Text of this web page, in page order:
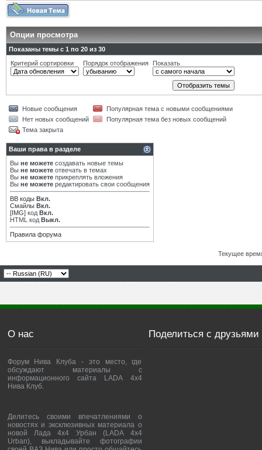
Опции просмотра
Показаны темы с 1 по 20 из 30
Критерий сортировки
Порядок отображения Показать
Новые сообщения
Популярная тема с новыми сообщениями
Нет новых сообщений
Популярная тема без новых сообщений
Тема закрыта
Ваши права в разделе
Вы не можете создавать новые темы
Вы не можете отвечать в темах
Вы не можете прикреплять вложения
Вы не можете редактировать свои сообщения
BB коды Вкл.
Смайлы Вкл.
[IMG] код Вкл.
HTML код Выкл.
Правила форума
Текущее
О нас
Форум Нива Клуба - это место, где
обсуждают материалы с
информационного сайта LADA 4x4
Нива Клуб.
Делитесь своими впечатлениями о
новостях и эксклюзивных материала о
новой Лада 4х4 Урбан (LADA 4x4
Urban), выкладывайте фотографии
Поделиться с друзьями